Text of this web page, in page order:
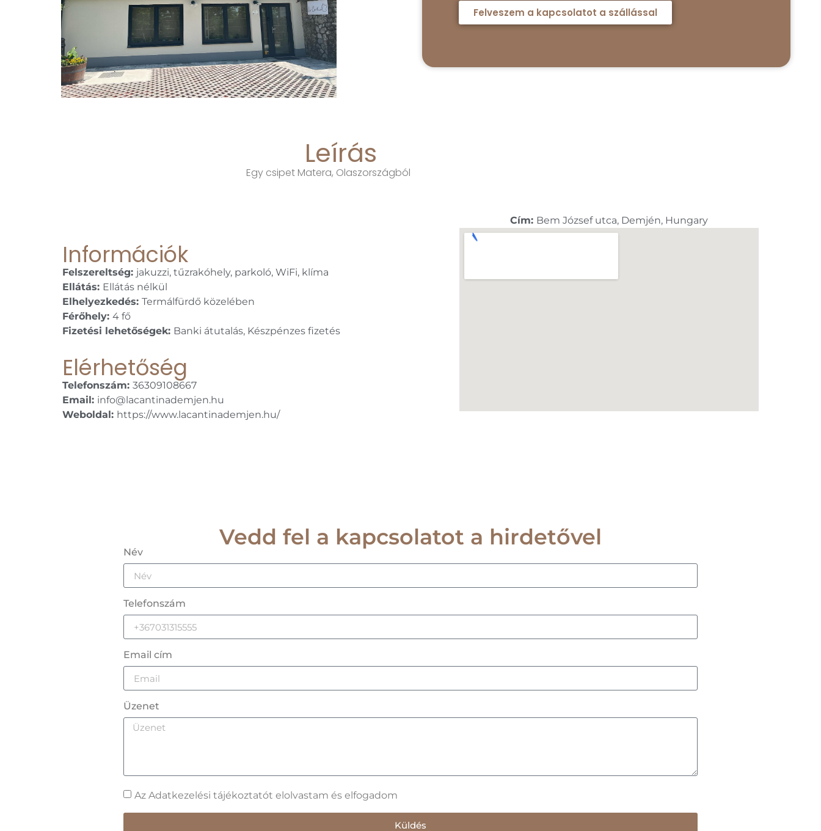
Felveszem a kapcsolatot a szállással
Leírás
Egy csipet Matera, Olaszországból
Információk
Felszereltség: jakuzzi, tűzrakóhely, parkoló, WiFi, klíma
Ellátás: Ellátás nélkül
Elhelyezkedés: Termálfürdő közelében
Férőhely: 4 fő
Fizetési lehetőségek: Banki átutalás, Készpénzes fizetés
Elérhetőség
Telefonszám: 36309108667
Email: info@lacantinademjen.hu
Weboldal: https://www.lacantinademjen.hu/
Cím: Bem József utca, Demjén, Hungary
Vedd fel a kapcsolatot a hirdetővel
Név
Telefonszám
Email cím
Üzenet
Az Adatkezelési tájékoztatót elolvastam és elfogadom
Küldés